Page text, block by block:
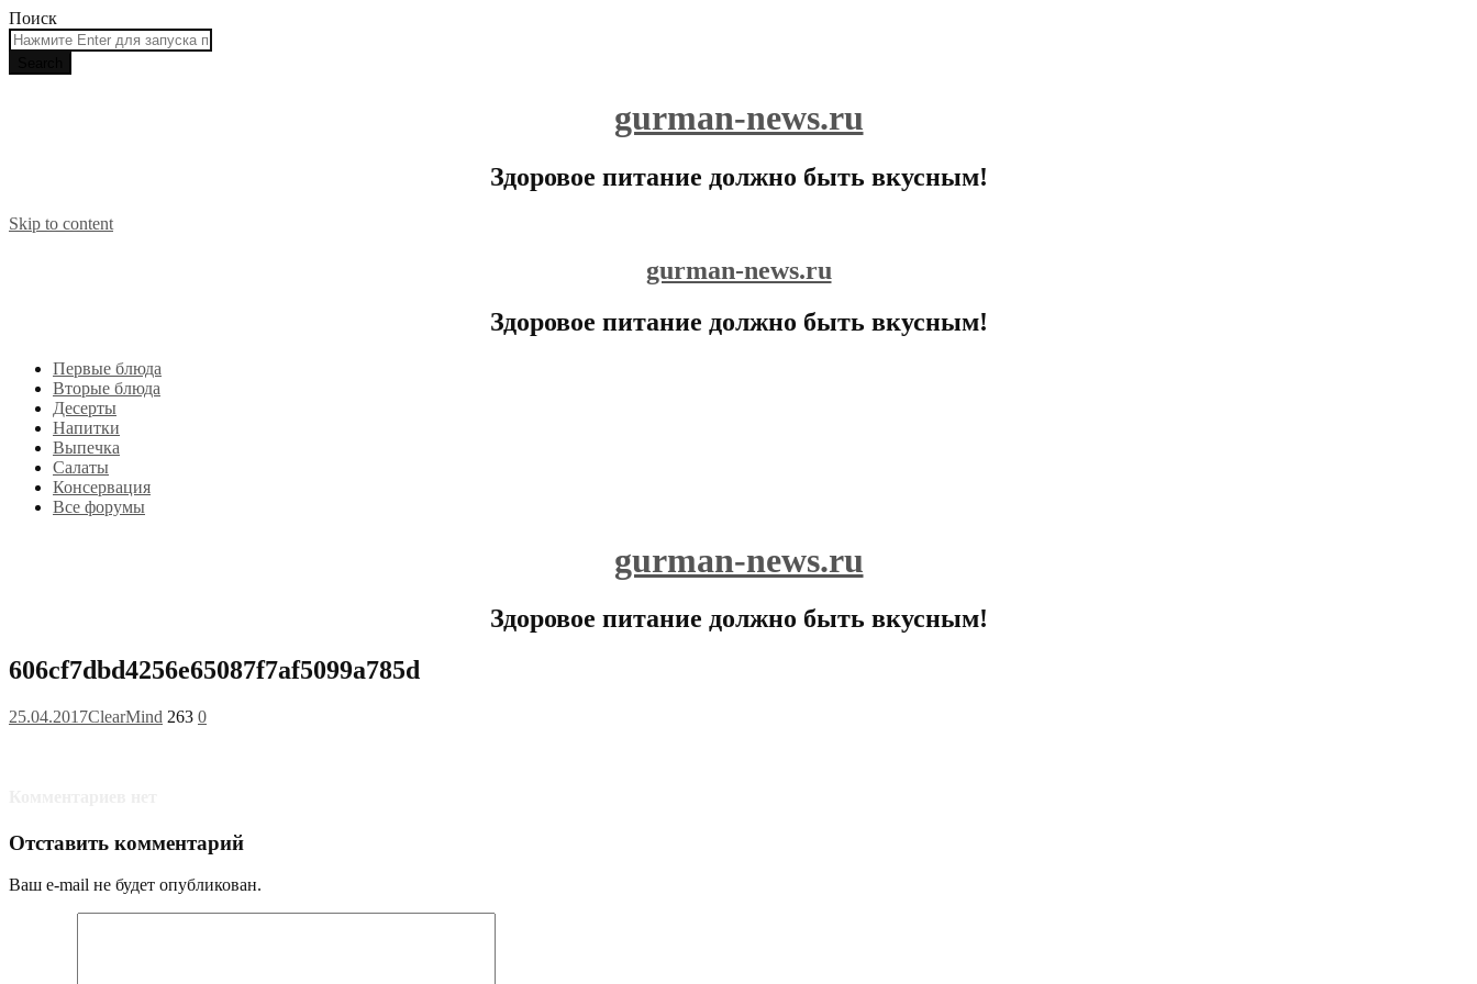
Поиск
gurman-news.ru
Здоровое питание должно быть вкусным!
Skip to content
gurman-news.ru
Здоровое питание должно быть вкусным!
Первые блюда
Вторые блюда
Десерты
Напитки
Выпечка
Салаты
Консервация
Все форумы
gurman-news.ru
Здоровое питание должно быть вкусным!
606cf7dbd4256e65087f7af5099a785d
25.04.2017ClearMind 263 0
Отставить комментарий
Ваш e-mail не будет опубликован.